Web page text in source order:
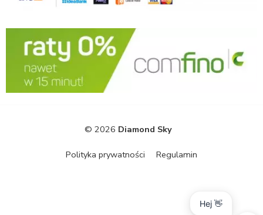
© 2026 Diamond Sky
Polityka prywatności Regulamin